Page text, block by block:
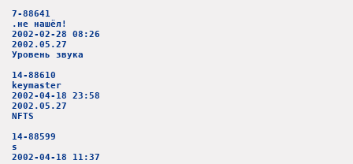
7-88641
.не нашёл!
2002-02-28 08:26
2002.05.27
Уровень звука
14-88610
keymaster
2002-04-18 23:58
2002.05.27
NFTS
14-88599
s
2002-04-18 11:37